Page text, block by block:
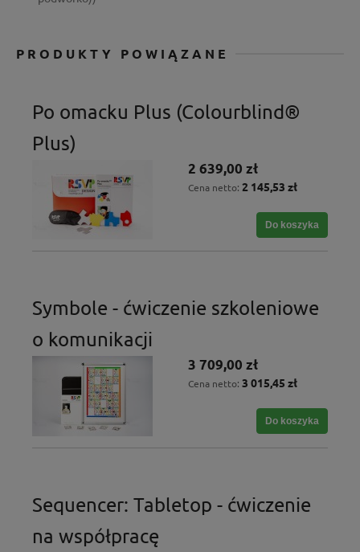
PRODUKTY POWIĄZANE
Po omacku Plus (Colourblind®
Plus)
2 639,00 zł
Cena netto: 2 145,53 zł
Do koszyka
Symbole - ćwiczenie szkoleniowe
o komunikacji
3 709,00 zł
Cena netto: 3 015,45 zł
Do koszyka
Sequencer: Tabletop - ćwiczenie
na współpracę